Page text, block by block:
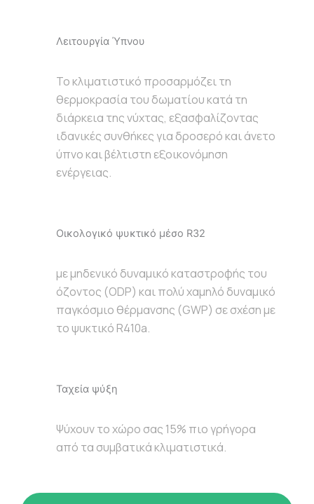
Λειτουργία Ύπνου
Το κλιματιστικό προσαρμόζει τη
θερμοκρασία του δωματίου κατά τη
διάρκεια της νύχτας, εξασφαλίζοντας
ιδανικές συνθήκες για δροσερό και άνετο
ύπνο και βέλτιστη εξοικονόμηση
ενέργειας.
Οικολογικό ψυκτικό μέσο R32
με μηδενικό δυναμικό καταστροφής του
όζοντος (ODP) και πολύ χαμηλό δυναμικό
παγκόσμιο θέρμανσης (GWP) σε σχέση με
το ψυκτικό R410a.
Ταχεία ψύξη
Ψύχουν το χώρο σας 15% πιο γρήγορα
από τα συμβατικά κλιματιστικά.